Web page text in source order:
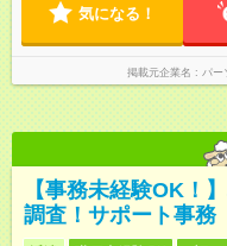
気になる！
掲載元企業名 パー
【事務未経験OK！
調査！サポート事務